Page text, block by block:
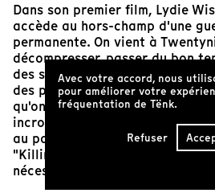
Dans son premier film, Lydie
accède au hors-champ d'une
permanente. On vient à
décompresser, passer du bon
des slogans guerriers avant
des plans, le rythme du film,
qu'on vient tuer. La cinéaste
incroyables d'une Amérique
au patriotisme. À l'heure des
"Killing Time" s'imposait à nous
nécessaire.
Avec votre accord, nous
pour améliorer votre
fréquentation de Tënk.
Refuser